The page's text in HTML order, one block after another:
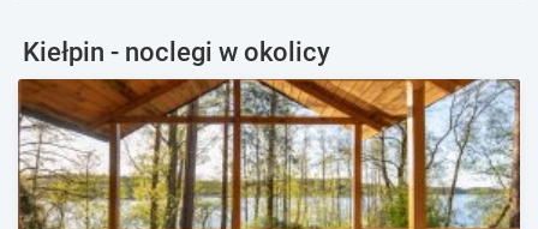
Kiełpin - noclegi w okolicy